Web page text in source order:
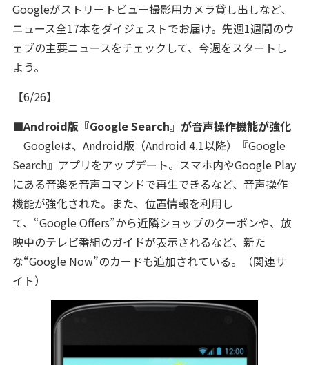
Googleがストリートビュー撮影用カメラ貸し出しなど、
ニュース全17本をダイジェストでお届け。先週1週間のウ
ェブの主要ニュースをチェックして、今週をスタートし
よう。
【6/26】
■Android版『Google Search』が音声操作機能が強化
Googleは、Android版（Android 4.1以降）『Google
Search』アプリをアップデート。スマホ内やGoogle Play
にある音楽を音声コマンドで再生できるなど、音声操作
機能が強化された。また、位置情報を利用し
て、“Google Offers”から近隣ショップのクーポンや、放
映中のテレビ番組のガイドが表示されるなど、新た
な“Google Now”のカードも追加されている。（関連サ
イト）